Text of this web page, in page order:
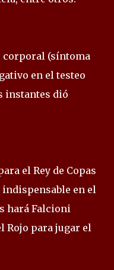
corporal (síntoma
en el testeo
instantes dió
el Rey de Copas
en el
hará Falcioni
Rojo para jugar el